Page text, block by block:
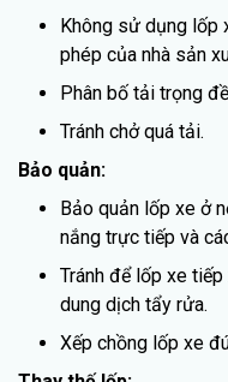
Không sử dụng lốp
phép của nhà sản
Phân bố tải trọng
Tránh chở quá tải.
Bảo quản:
Bảo quản lốp xe ở
nắng trực tiếp và
Tránh để lốp xe
dung dịch tẩy rửa.
Xếp chồng lốp xe